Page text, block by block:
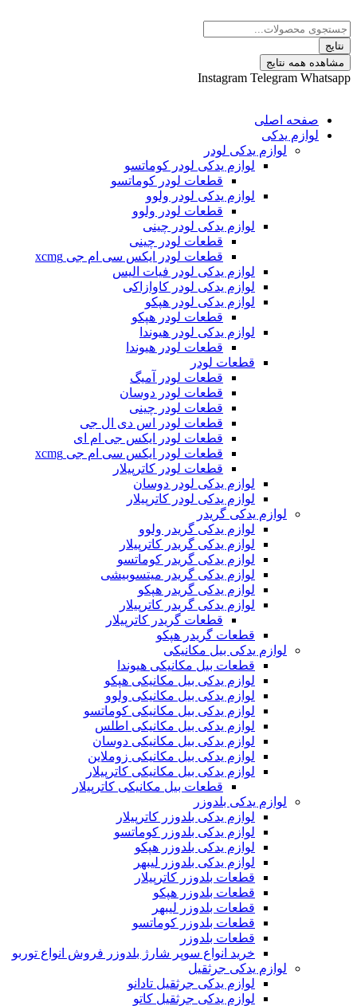
نتایج
Instagram Telegram
اصلی
یدکی
لوازم یدکی لودر
لوازم یدکی لودر کوماتسو
قطعات لودر کوماتسو
لوازم یدکی لودر ولوو
قطعات لودر ولوو
لوازم یدکی لودر چینی
قطعات لودر چینی
قطعات لودر ایکس سی ام جی xcmg
لوازم یدکی لودر فیات الیس
لوازم یدکی لودر کاوازاکی
لوازم یدکی لودر هپکو
قطعات لودر هپکو
لوازم یدکی لودر هیوندا
قطعات لودر هیوندا
قطعات لودر
قطعات لودر آمیگ
قطعات لودر دوسان
قطعات لودر چینی
قطعات لودر اس دی ال جی
قطعات لودر ایکس جی ام ای
قطعات لودر ایکس سی ام جی xcmg
قطعات لودر کاترپیلار
لوازم یدکی لودر دوسان
لوازم یدکی لودر کاترپیلار
لوازم یدکی گریدر
لوازم یدکی گریدر ولوو
لوازم یدکی گریدر کاترپیلار
لوازم یدکی گریدر کوماتسو
لوازم یدکی گریدر میتسوبیشی
لوازم یدکی گریدر هپکو
لوازم یدکی گریدر کاترپیلار
قطعات گریدر کاترپیلار
قطعات گریدر هپکو
لوازم یدکی بیل مکانیکی
قطعات بیل مکانیکی هیوندا
لوازم یدکی بیل مکانیکی هپکو
لوازم یدکی بیل مکانیکی ولوو
لوازم یدکی بیل مکانیکی کوماتسو
لوازم یدکی بیل مکانیکی اطلس
لوازم یدکی بیل مکانیکی دوسان
لوازم یدکی بیل مکانیکی زوملاین
لوازم یدکی بیل مکانیکی کاترپیلار
قطعات بیل مکانیکی کاترپیلار
لوازم یدکی بلدوزر
لوازم یدکی بلدوزر کاترپیلار
لوازم یدکی بلدوزر کوماتسو
لوازم یدکی بلدوزر هپکو
لوازم یدکی بلدوزر لیبهر
قطعات بلدوزر کاترپیلار
قطعات بلدوزر هپکو
قطعات بلدوزر لیبهر
قطعات بلدوزر کوماتسو
قطعات بلدوزر
خرید انواع سوپر شارژ بلدوزر فروش انواع توربو
لوازم یدکی جرثقیل
لوازم یدکی جرثقیل تادانو
لوازم یدکی جرثقیل کاتو